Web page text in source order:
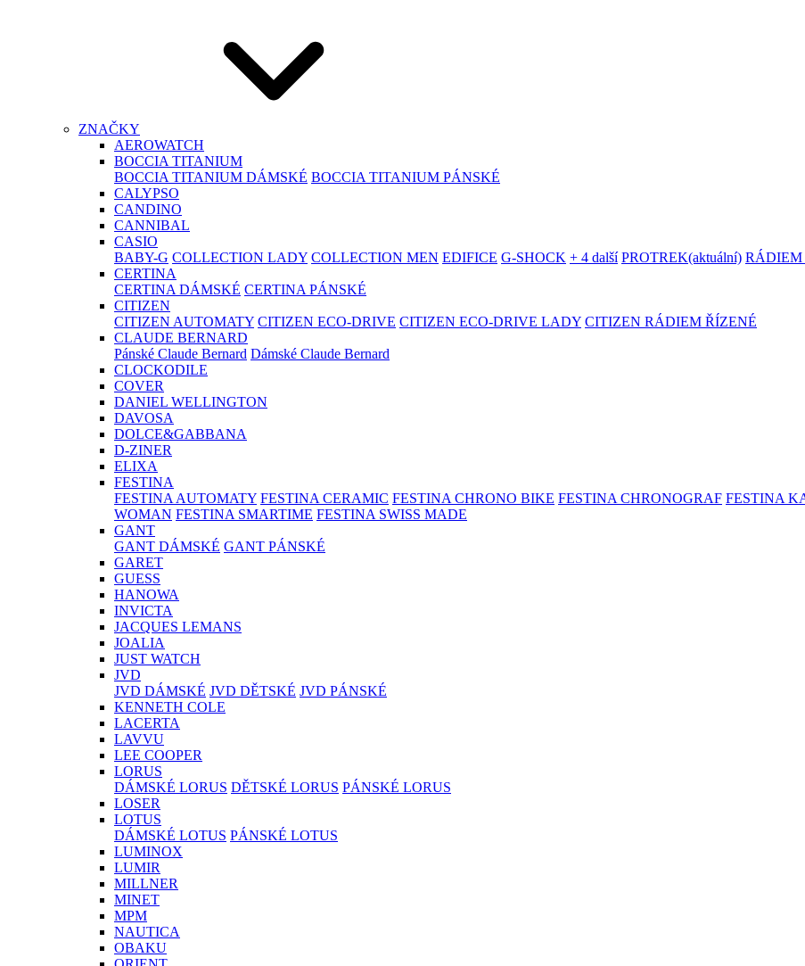
ZNAČKY
AEROWATCH
BOCCIA TITANIUM
BOCCIA TITANIUM DÁMSKÉ BOCCIA TITANIUM PÁNSKÉ
CALYPSO
CANDINO
CANNIBAL
CASIO
BABY-G COLLECTION LADY COLLECTION MEN EDIFICE G-SHOCK + 4 další PROTREK(aktuální) RÁDIEM
CERTINA
CERTINA DÁMSKÉ CERTINA PÁNSKÉ
CITIZEN
CITIZEN AUTOMATY CITIZEN ECO-DRIVE CITIZEN ECO-DRIVE LADY CITIZEN RÁDIEM ŘÍZENÉ
CLAUDE BERNARD
Pánské Claude Bernard Dámské Claude Bernard
CLOCKODILE
COVER
DANIEL WELLINGTON
DAVOSA
DOLCE&GABBANA
D-ZINER
ELIXA
FESTINA
FESTINA AUTOMATY FESTINA CERAMIC FESTINA CHRONO BIKE FESTINA CHRONOGRAF FESTINA
WOMAN FESTINA SMARTIME FESTINA SWISS MADE
GANT
GANT DÁMSKÉ GANT PÁNSKÉ
GARET
GUESS
HANOWA
INVICTA
JACQUES LEMANS
JOALIA
JUST WATCH
JVD
JVD DÁMSKÉ JVD DĚTSKÉ JVD PÁNSKÉ
KENNETH COLE
LACERTA
LAVVU
LEE COOPER
LORUS
DÁMSKÉ LORUS DĚTSKÉ LORUS PÁNSKÉ LORUS
LOSER
LOTUS
DÁMSKÉ LOTUS PÁNSKÉ LOTUS
LUMINOX
LUMIR
MILLNER
MINET
MPM
NAUTICA
OBAKU